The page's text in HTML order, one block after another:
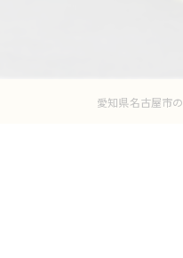
愛知県名古屋市